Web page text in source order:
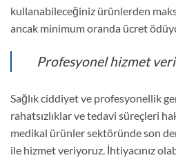
kullanabileceğiniz ürünlerden
ancak minimum oranda ücret
Profesyonel hizmet
Sağlık ciddiyet ve profesyonellik
rahatsızlıklar ve tedavi süreçleri
medikal ürünler sektöründe son
ile hizmet veriyoruz. İhtiyacınız